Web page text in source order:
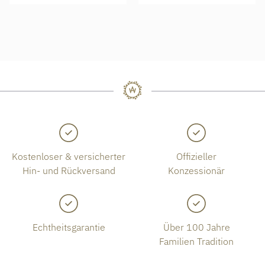
Kostenloser & versicherter
Hin- und Rückversand
Offizieller
Konzessionär
Echtheitsgarantie
Über 100 Jahre
Familien Tradition